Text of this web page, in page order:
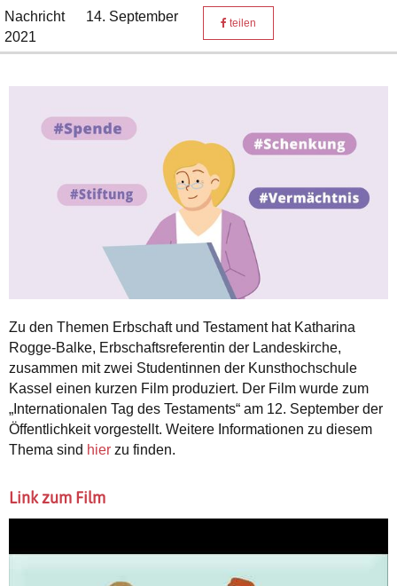
Nachricht
14. September
2021
teilen
Zu den Themen Erbschaft und Testament hat Katharina
Rogge-Balke, Erbschaftsreferentin der Landeskirche,
zusammen mit zwei Studentinnen der Kunsthochschule
Kassel einen kurzen Film produziert. Der Film wurde zum
„Internationalen Tag des Testaments“ am 12. September der
Öffentlichkeit vorgestellt. Weitere Informationen zu diesem
Thema sind hier zu finden.
Link zum Film